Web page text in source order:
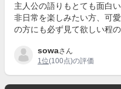
主人公の語りもとても面白い
非日常を楽しみたい方、可
の方にも必ず見て欲しい程の
sowaさん
1位(100点)の評価